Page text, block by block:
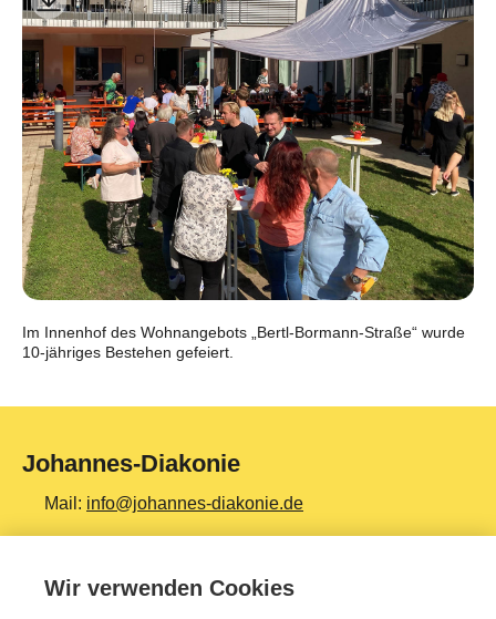
Im Innenhof des Wohnangebots „Bertl-Bormann-Straße“ wurde
10-jähriges Bestehen gefeiert.
Johannes-Diakonie
Mail: info@johannes-diakonie.de
Tel:06261 - 88-0
Wir verwenden Cookies